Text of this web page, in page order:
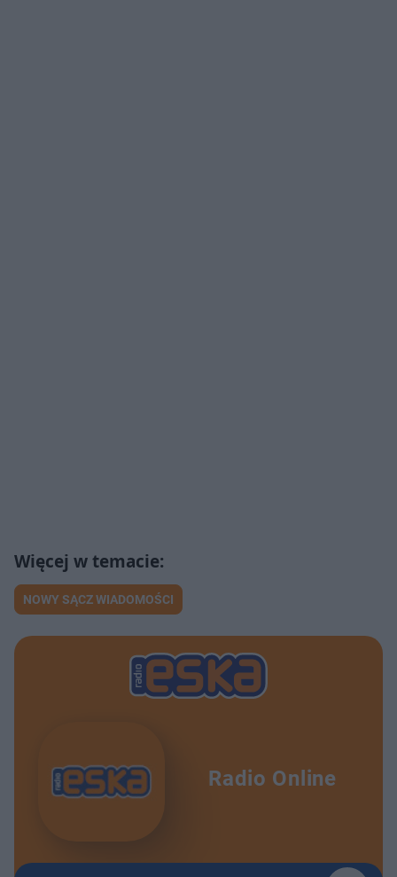
NOWY SĄCZ WIADOMOŚCI
Radio Online